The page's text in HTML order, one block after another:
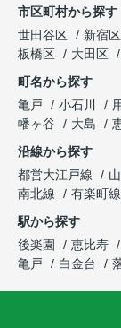
市区町村から探す
世田谷区
新宿区
板橋区
大田区
町名から探す
亀戸
小石川
幡ヶ谷
大島
沿線から探す
都営大江戸線
南北線
有楽町線
駅から探す
後楽園
恵比寿
亀戸
白金台